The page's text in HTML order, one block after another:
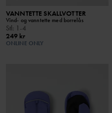
VANNTETTE SKALLVOTTER
Vind- og vanntette med borrelås
Stl: 1-4
249 kr
ONLINE ONLY